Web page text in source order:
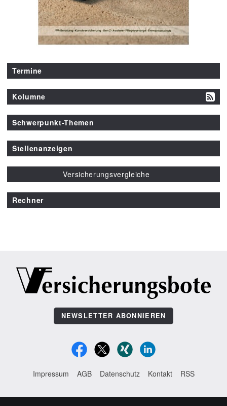
Termine
Kolumne
Schwerpunkt-Themen
Stellenanzeigen
Versicherungsvergleiche
Rechner
NEWSLETTER ABONNIEREN
Impressum AGB Datenschutz Kontakt RSS